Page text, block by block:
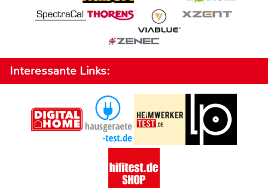
Interessante Links: